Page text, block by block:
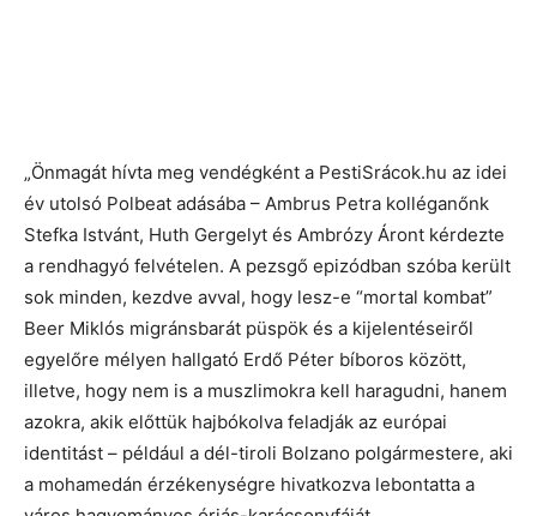
„Önmagát hívta meg vendégként a PestiSrácok.hu az idei
év utolsó Polbeat adásába – Ambrus Petra kolléganőnk
Stefka Istvánt, Huth Gergelyt és Ambrózy Áront kérdezte
a rendhagyó felvételen. A pezsgő epizódban szóba került
sok minden, kezdve avval, hogy lesz-e “mortal kombat”
Beer Miklós migránsbarát püspök és a kijelentéseiről
egyelőre mélyen hallgató Erdő Péter bíboros között,
illetve, hogy nem is a muszlimokra kell haragudni, hanem
azokra, akik előttük hajbókolva feladják az európai
identitást – például a dél-tiroli Bolzano polgármestere, aki
a mohamedán érzékenységre hivatkozva lebontatta a